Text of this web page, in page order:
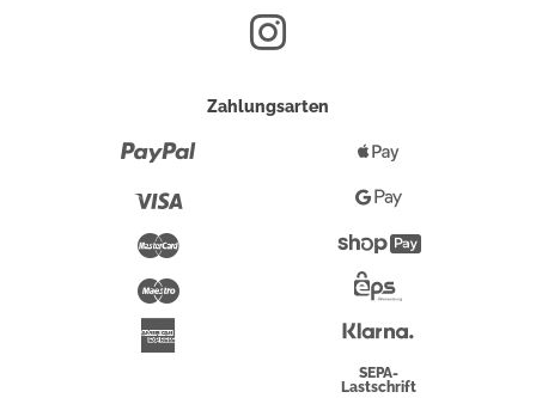
Zahlungsarten
Maestro
Pay
Google
Pay
Überweisung
SEPA-
Lastschrift